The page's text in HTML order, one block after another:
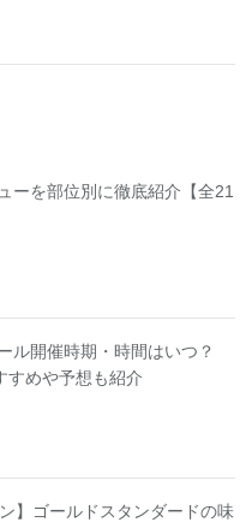
ーを部位別に徹底紹介【全21
ル開催時期・時間はいつ？
すめや予想も紹介
】ゴールドスタンダードの味